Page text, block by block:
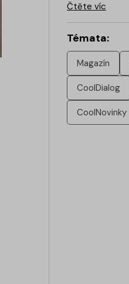
Čtěte víc
Témata:
Magazín
CoolDialog
CoolNovinky